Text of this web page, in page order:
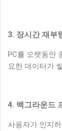
3. 장시간 재부
PC를 오랫동안
요한 데이터가
4. 백그라운드
사용자가 인지